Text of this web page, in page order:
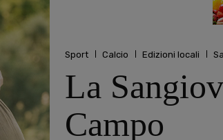
Sport Calcio Edizioni locali
La
Campo